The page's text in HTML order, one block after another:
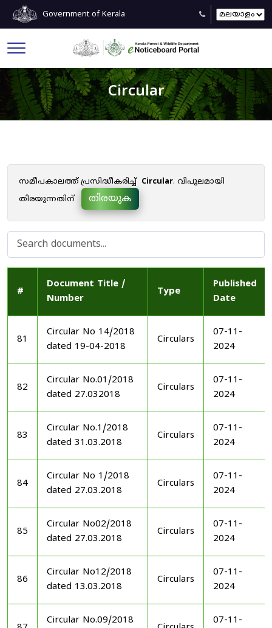
Government of Kerala
Circular
സമീപകാലത്ത് പ്രസിദ്ധീകരിച്ച് Circular. വിപുലമായി
തിരയുന്നതിന്
തിരയുക
#
Document Title /
Number
Type
Published
Date
81
Circular No 14/2018
dated 19-04-2018
Circulars
07-11-
2024
82
Circular No.01/2018
dated 27.032018
Circulars
07-11-
2024
83
Circular No.1/2018
dated 31.03.2018
Circulars
07-11-
2024
84
Circular No 1/2018
dated 27.03.2018
Circulars
07-11-
2024
85
Circular No02/2018
dated 27.03.2018
Circulars
07-11-
2024
86
Circular No12/2018
dated 13.03.2018
Circulars
07-11-
2024
Circular No.09/2018
07-11-